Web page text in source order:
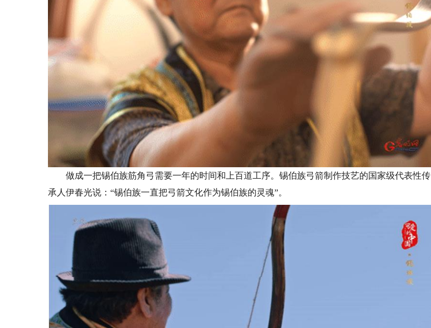
做成一把锡伯族筋角弓需要一年的时间和上百道工序。锡伯族弓箭制作技艺的国家级代表性传
承人伊春光说：“锡伯族一直把弓箭文化作为锡伯族的灵魂”。